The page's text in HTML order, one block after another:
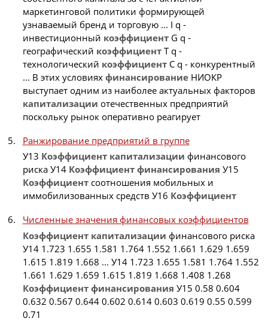
маркетинговой политики формирующей
узнаваемый бренд и торговую ... I q -
инвестиционный коэффициентG q -
географический коэффициентT q -
технологический коэффициентC q - конкурентный
... В этих условиях финансированиеНИОКР
выступает одним из наиболее актуальных факторов
капитализации отечественных предприятий
поскольку рынок оперативно реагирует
Ранжирование предприятий в группе
У13 Коэффициент капитализации финансового
риска У14 Коэффициент финансирования У15
Коэффициентсоотношения мобильных и
иммобилизованных средств У16 Коэффициент
Численные значения финансовых коэффициентов
Коэффициент капитализации финансового риска
У14 1.723 1.655 1.581 1.764 1.552 1.661 1.629 1.659
1.615 1.819 1.668 ... У14 1.723 1.655 1.581 1.764 1.552
1.661 1.629 1.659 1.615 1.819 1.668 1.408 1.268
Коэффициент финансирования У15 0.58 0.604
0.632 0.567 0.644 0.602 0.614 0.603 0.619 0.55 0.599
0.71